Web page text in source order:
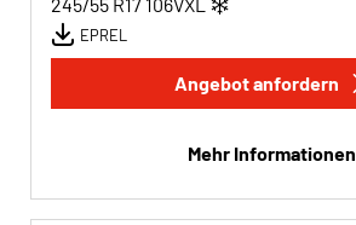
245/55 R17 106VXL
EPREL
Angebot anfordern
Mehr Informationen